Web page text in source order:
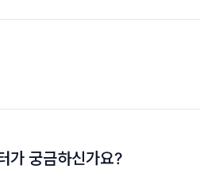
가 궁금하신가요?